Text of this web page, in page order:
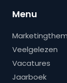
Menu
Veelgelezen
Vacatures
Jaarboek